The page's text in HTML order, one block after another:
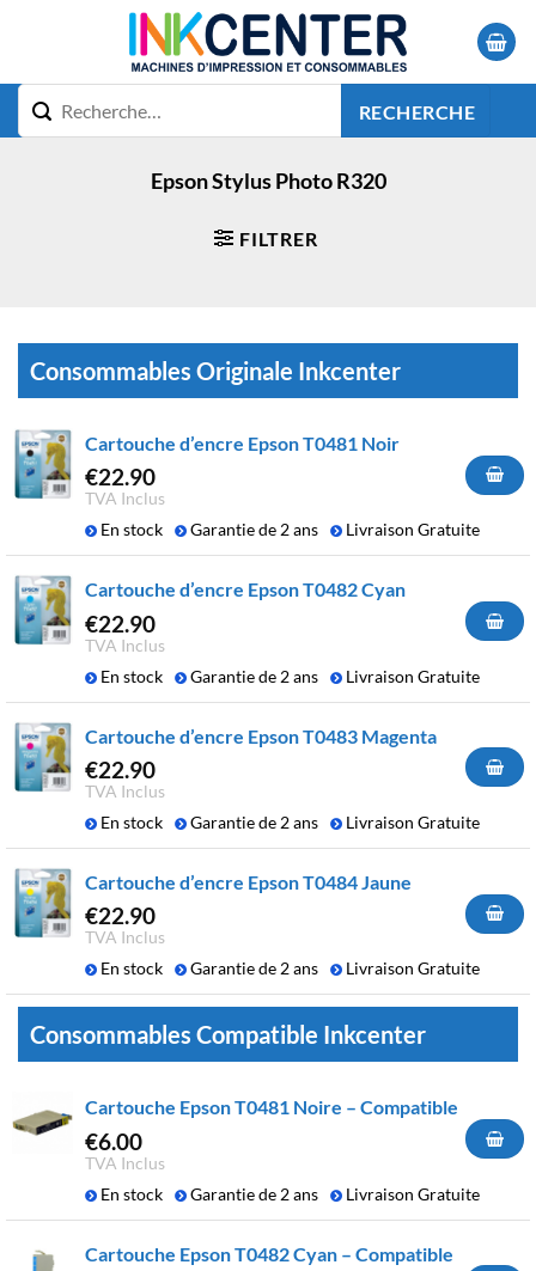
RECHERCHE
Epson Stylus Photo R320
FILTRER
Consommables Originale Inkcenter
Cartouche d’encre Epson T0481 Noir
€22.90
TVA Inclus
En stock
Garantie de 2 ans Livraison Gratuite
Cartouche d’encre Epson T0482 Cyan
€22.90
TVA Inclus
En stock
Garantie de 2 ans Livraison Gratuite
Cartouche d’encre Epson T0483 Magenta
€22.90
TVA Inclus
En stock
Garantie de 2 ans Livraison Gratuite
Cartouche d’encre Epson T0484 Jaune
€22.90
TVA Inclus
En stock
Garantie de 2 ans Livraison Gratuite
Consommables Compatible Inkcenter
Cartouche Epson T0481 Noire – Compatible
€6.00
TVA Inclus
En stock
Garantie de 2 ans Livraison Gratuite
Cartouche Epson T0482 Cyan – Compatible